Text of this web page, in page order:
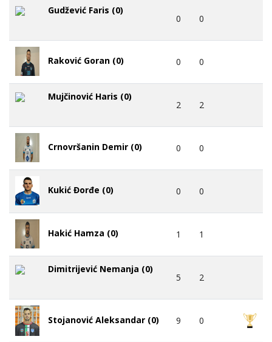
Gudžević Faris (0)
0 0
Raković Goran (0) 0 0
Mujčinović Haris (0)
2 2
Crnovršanin Demir (0) 0 0
Kukić Đorđe (0) 0 0
Hakić Hamza (0) 1 1
Dimitrijević Nemanja (0)
5 2
Stojanović Aleksandar (0) 9 0